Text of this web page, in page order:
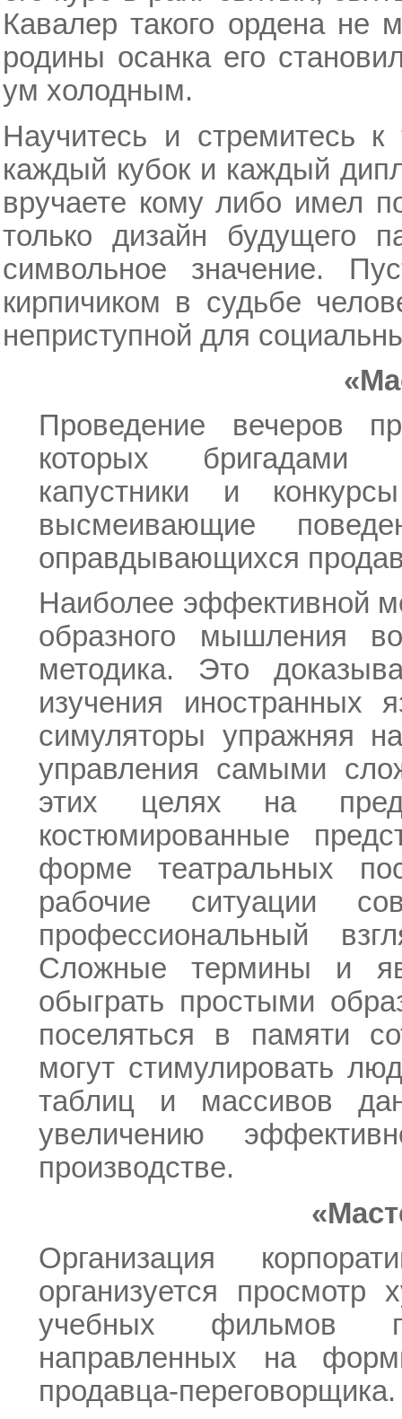
Кавалер такого ордена не
родины осанка его
ум холодным.
Научитесь и стремитесь
каждый кубок и каждый
вручаете кому либо имел
только дизайн будущего
символьное значение.
кирпичиком в судьбе
неприступной для
Проведение вечеров
которых бригадами
капустники и
высмеивающие
оправдывающихся
Наиболее эффективной
образного мышления
методика. Это
изучения иностранных
симуляторы упражняя
управления самыми
этих целях на
костюмированные
форме театральных
рабочие ситуации
профессиональный
Сложные термины и
обыграть простыми
поселяться в памяти
могут стимулировать
таблиц и массивов
увеличению
производстве.
Организация
организуется просмотр
учебных фильмов
направленных на
продавца-переговорщика.